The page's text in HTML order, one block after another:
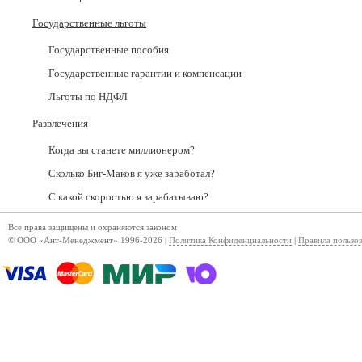
Государственные льготы
Государственные пособия
Государственные гарантии и компенсации
Льготы по НДФЛ
Развлечения
Когда вы станете миллионером?
Сколько Биг-Маков я уже заработал?
С какой скоростью я зарабатываю?
Все права защищены и охраняются законом
© ООО «Ант-Менеджмент» 1996-2026 | Политика Конфиденциальности Правила